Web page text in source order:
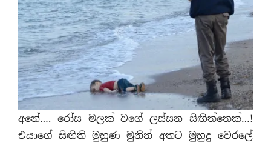
අනේ…. රෝස මලක් වගේ ලස්සන සිඟිත්තෙක්…!
එයාගේ සිඟිති මුහුණ මුනින් අතට මුහුදු වෙරලේ